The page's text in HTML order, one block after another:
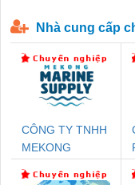
Nhà cung cấp
CÔNG TY TNHH
MEKONG